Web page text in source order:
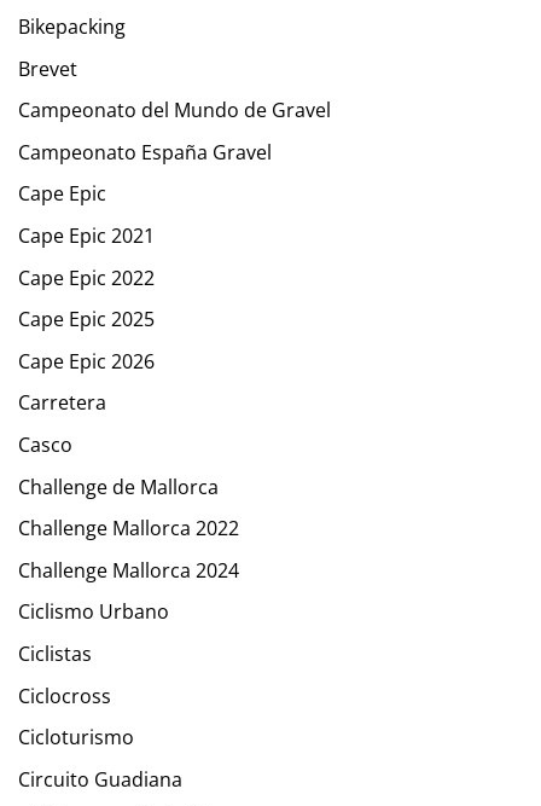
Bikepacking
Brevet
Campeonato del Mundo de Gravel
Campeonato España Gravel
Cape Epic
Cape Epic 2021
Cape Epic 2022
Cape Epic 2025
Cape Epic 2026
Carretera
Casco
Challenge de Mallorca
Challenge Mallorca 2022
Challenge Mallorca 2024
Ciclismo Urbano
Ciclistas
Ciclocross
Cicloturismo
Circuito Guadiana